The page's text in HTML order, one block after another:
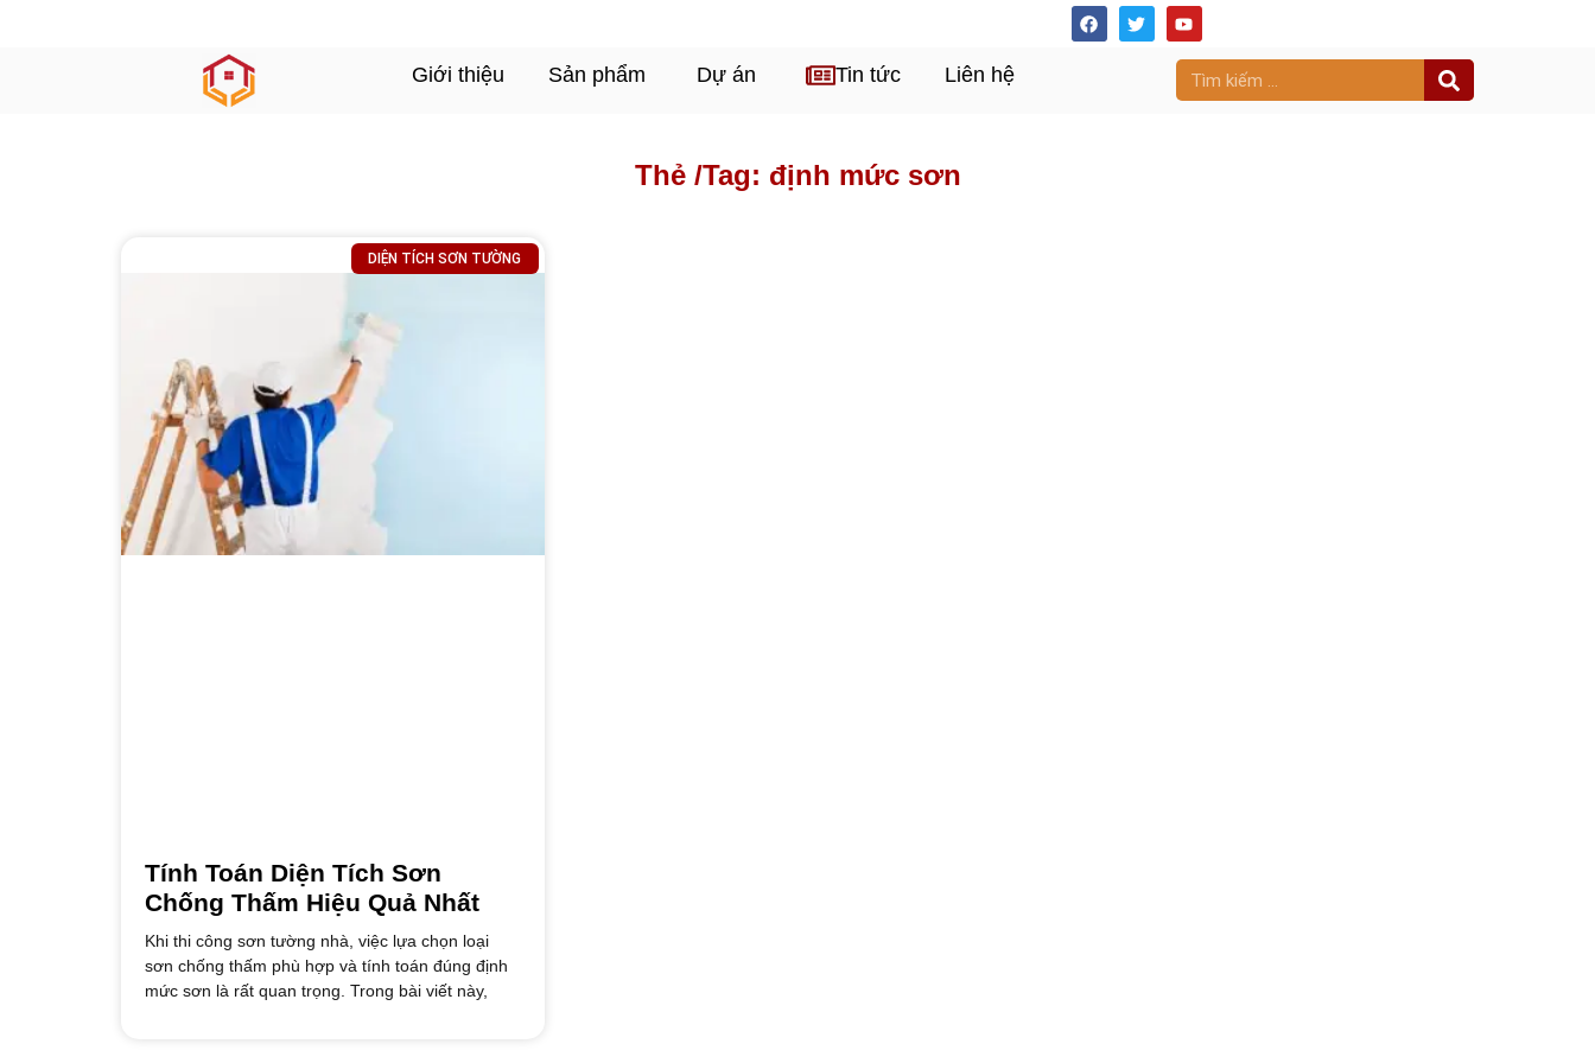
Giới thiệu Sản phẩm Dự án Tin tức Liên hệ
Thẻ /Tag: định mức sơn
DIỆN TÍCH SƠN TƯỜNG
Tính Toán Diện Tích Sơn
Chống Thấm Hiệu Quả Nhất
Khi thi công sơn tường nhà, việc lựa chọn loại
sơn chống thấm phù hợp và tính toán đúng định
mức sơn là rất quan trọng. Trong bài viết này,